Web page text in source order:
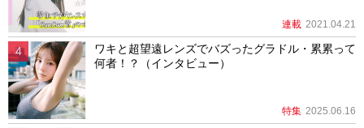
連載 2021.04.21
ワキと超望遠レンズでバズったグラドル・累累って
何者！？（インタビュー）
特集 2025.06.16